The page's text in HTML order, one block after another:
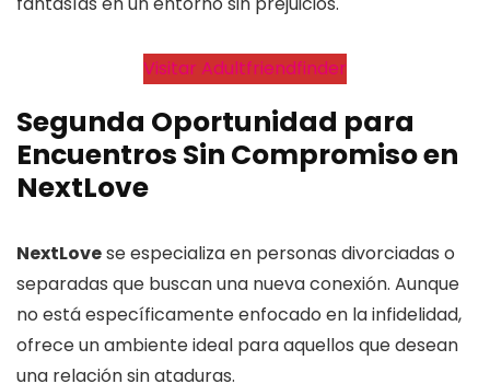
Visitar Adultfriendfinder
Segunda Oportunidad para
Encuentros Sin Compromisoen
NextLove
NextLovese especializa en personas divorciadas o
separadas que buscan una nueva conexión. Aunque
no está específicamente enfocado en la infidelidad,
ofrece un ambiente ideal para aquellos que desean
una relación sin ataduras.